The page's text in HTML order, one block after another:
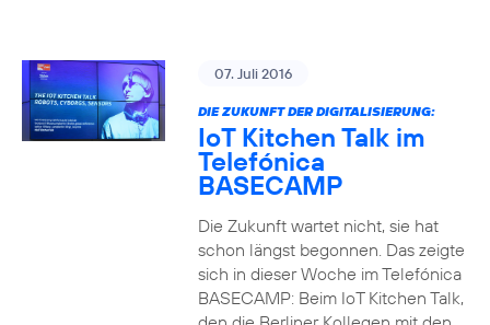
07. Juli 2016
DIE ZUKUNFT DER DIGITALISIERUNG:
IoT Kitchen Talk im
Telefónica
BASECAMP
Die Zukunft wartet nicht, sie hat
schon längst begonnen. Das zeigte
sich in dieser Woche im Telefónica
BASECAMP: Beim IoT Kitchen Talk,